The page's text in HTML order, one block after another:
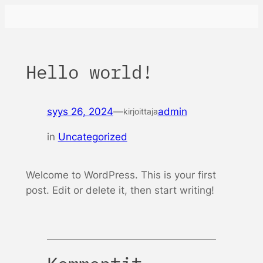
Hello world!
syys 26, 2024—kirjoittajaadmin
in Uncategorized
Welcome to WordPress. This is your first
post. Edit or delete it, then start writing!